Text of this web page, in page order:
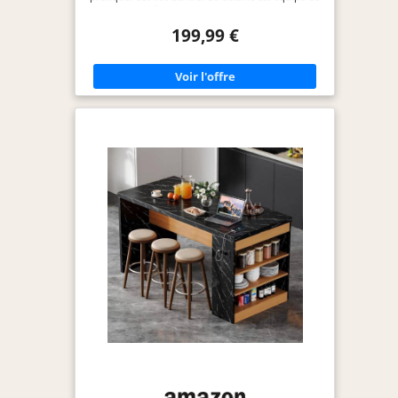
réglable. Doté d’un tiroir à ouverture fluide, d’un
Cuisine avec Rangement permet de garder tous
vos ustensiles à portée de main et parfaitement
organisés. [Plan de Travail Pliable & Coins
Arrondis Sécurisés] : Gagnez de la place en un
facilement pour agrandir votre espace de
préparation des repas puis se replie lorsqu’il n’est
pas utilisé afin d’optimiser l’espace. Les coins
arrondis de cet Îlot Central de Cuisine assurent
une utilisation plus sûre au quotidien. [Armoire à
Poubelle Basculante] : Gardez votre cuisine
propre, fraîche et sans odeurs grâce à cet Îlot de
Cuisine avec Poubelle Intégrée. Cet Îlot Central de
Cuisine dissimule intelligemment une poubelle
standard de 10 gallons (environ 38 litres) afin de
préserver l’esthétique de votre cuisine et de
faciliter la gestion quotidienne des déchets.
(Poubelle non incluse). [Mobilité Totale & Stabilité]
: Cet Îlot de Cuisine sur Roulettes est facile à
déplacer tout en offrant une excellente stabilité.
199,99 €